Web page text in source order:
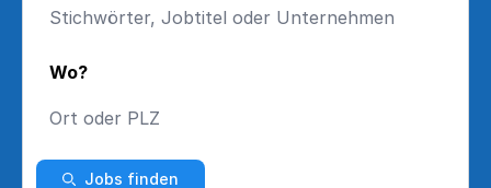
Wo?
Jobs finden